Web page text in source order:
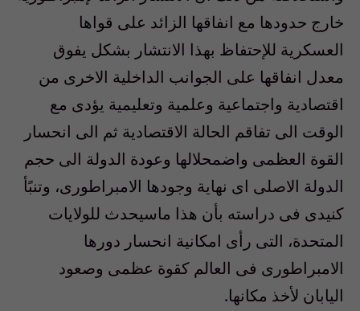
خارج حدودها مع انفاقها الزائد على قواها
العسكرية للإحتفاظ بهذا الانتشار بشكل يفوق
معدل انفاقها على الجوانب الداخلية الاخرى من
اقتصادية واجتماعية وعلمية وتعليمية يؤدى مع
الوقت الى تفاقم الحالة الاقتصادية ثم الى انحسار
القوة العظمى واضمحلالها وعودة الدولة الى حجم
الدولة الاصلى اى نهاية وجودها الامبراطورى، وتنبًأ
كنيدى فى دراسته بأن هذا ماسيحدث للولايات
المتحدة، التى رأى امكانية انحسار دورها
الامبراطورى فى العالم كقوة عظمى وصعود
اليابان لأخذ مكانها.